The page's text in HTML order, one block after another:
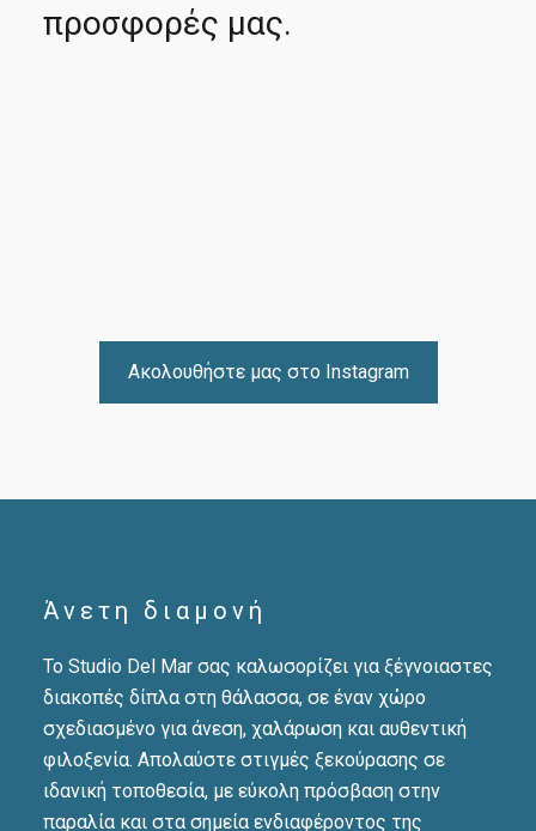
προσφορές μας.
Ακολουθήστε μας στο Instagram
Άνετη διαμονή
Το Studio Del Mar σας καλωσορίζει για ξέγνοιαστες
διακοπές δίπλα στη θάλασσα, σε έναν χώρο
σχεδιασμένο για άνεση, χαλάρωση και αυθεντική
φιλοξενία. Απολαύστε στιγμές ξεκούρασης σε
ιδανική τοποθεσία, με εύκολη πρόσβαση στην
παραλία και στα σημεία ενδιαφέροντος της